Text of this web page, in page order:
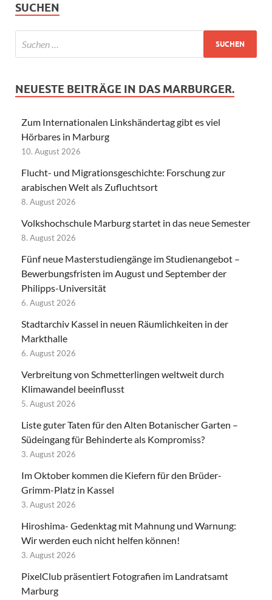
SUCHEN
NEUESTE BEITRÄGE IN DAS MARBURGER.
Zum Internationalen Linkshändertag gibt es viel
Hörbares in Marburg
10. August 2026
Flucht- und Migrationsgeschichte: Forschung zur
arabischen Welt als Zufluchtsort
8. August 2026
Volkshochschule Marburg startet in das neue Semester
8. August 2026
Fünf neue Masterstudiengänge im Studienangebot –
Bewerbungsfristen im August und September der
Philipps-Universität
6. August 2026
Stadtarchiv Kassel in neuen Räumlichkeiten in der
Markthalle
6. August 2026
Verbreitung von Schmetterlingen weltweit durch
Klimawandel beeinflusst
5. August 2026
Liste guter Taten für den Alten Botanischer Garten –
Südeingang für Behinderte als Kompromiss?
3. August 2026
Im Oktober kommen die Kiefern für den Brüder-
Grimm-Platz in Kassel
3. August 2026
Hiroshima- Gedenktag mit Mahnung und Warnung:
Wir werden euch nicht helfen können!
3. August 2026
PixelClub präsentiert Fotografien im Landratsamt
Marburg